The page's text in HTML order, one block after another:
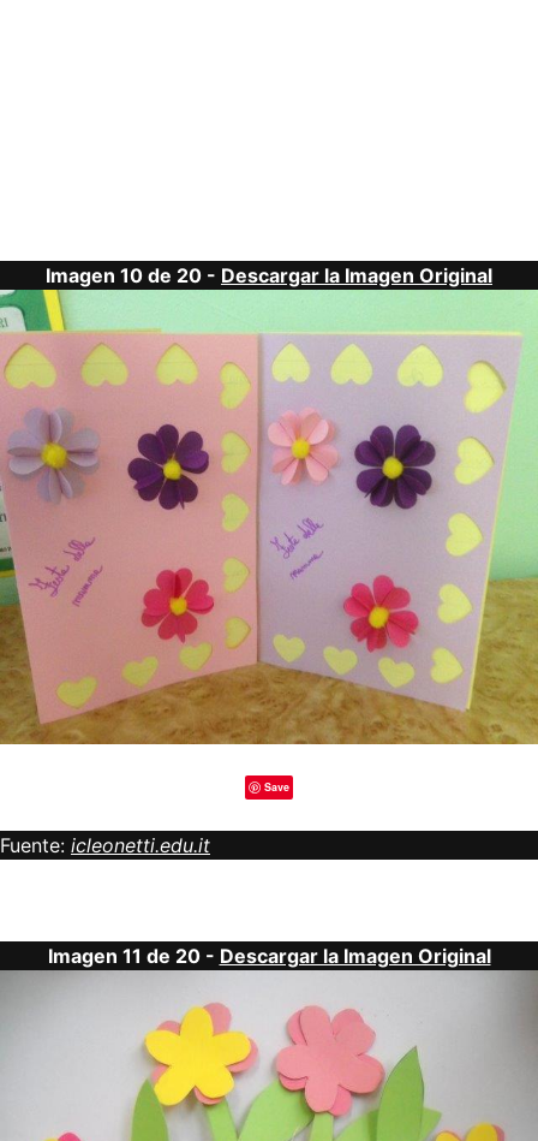
Imagen 10 de 20 - Descargar la Imagen Original
Save
Fuente: icleonetti.edu.it
Imagen 11 de 20 - Descargar la Imagen Original